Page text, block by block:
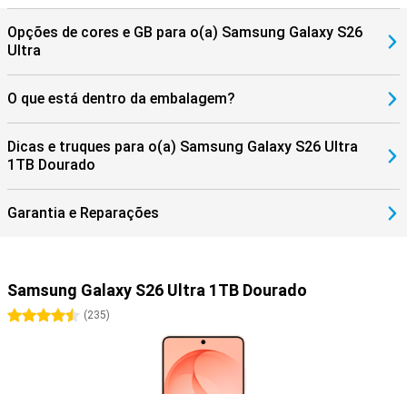
Opções de cores e GB para o(a) Samsung Galaxy S26
Ultra
O que está dentro da embalagem?
Dicas e truques para o(a) Samsung Galaxy S26 Ultra
1TB Dourado
Garantia e Reparações
Samsung Galaxy S26 Ultra 1TB Dourado
4.5 estrelas
(235)